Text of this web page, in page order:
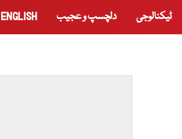
ٹیکنالوجی دلچسپ و عجیب